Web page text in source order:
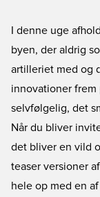
I denne uge
byen, der aldrig
artilleriet med og
innovationer frem
selvfølgelig, det
Når du bliver
det bliver en vild
teaser versioner
hele op med en